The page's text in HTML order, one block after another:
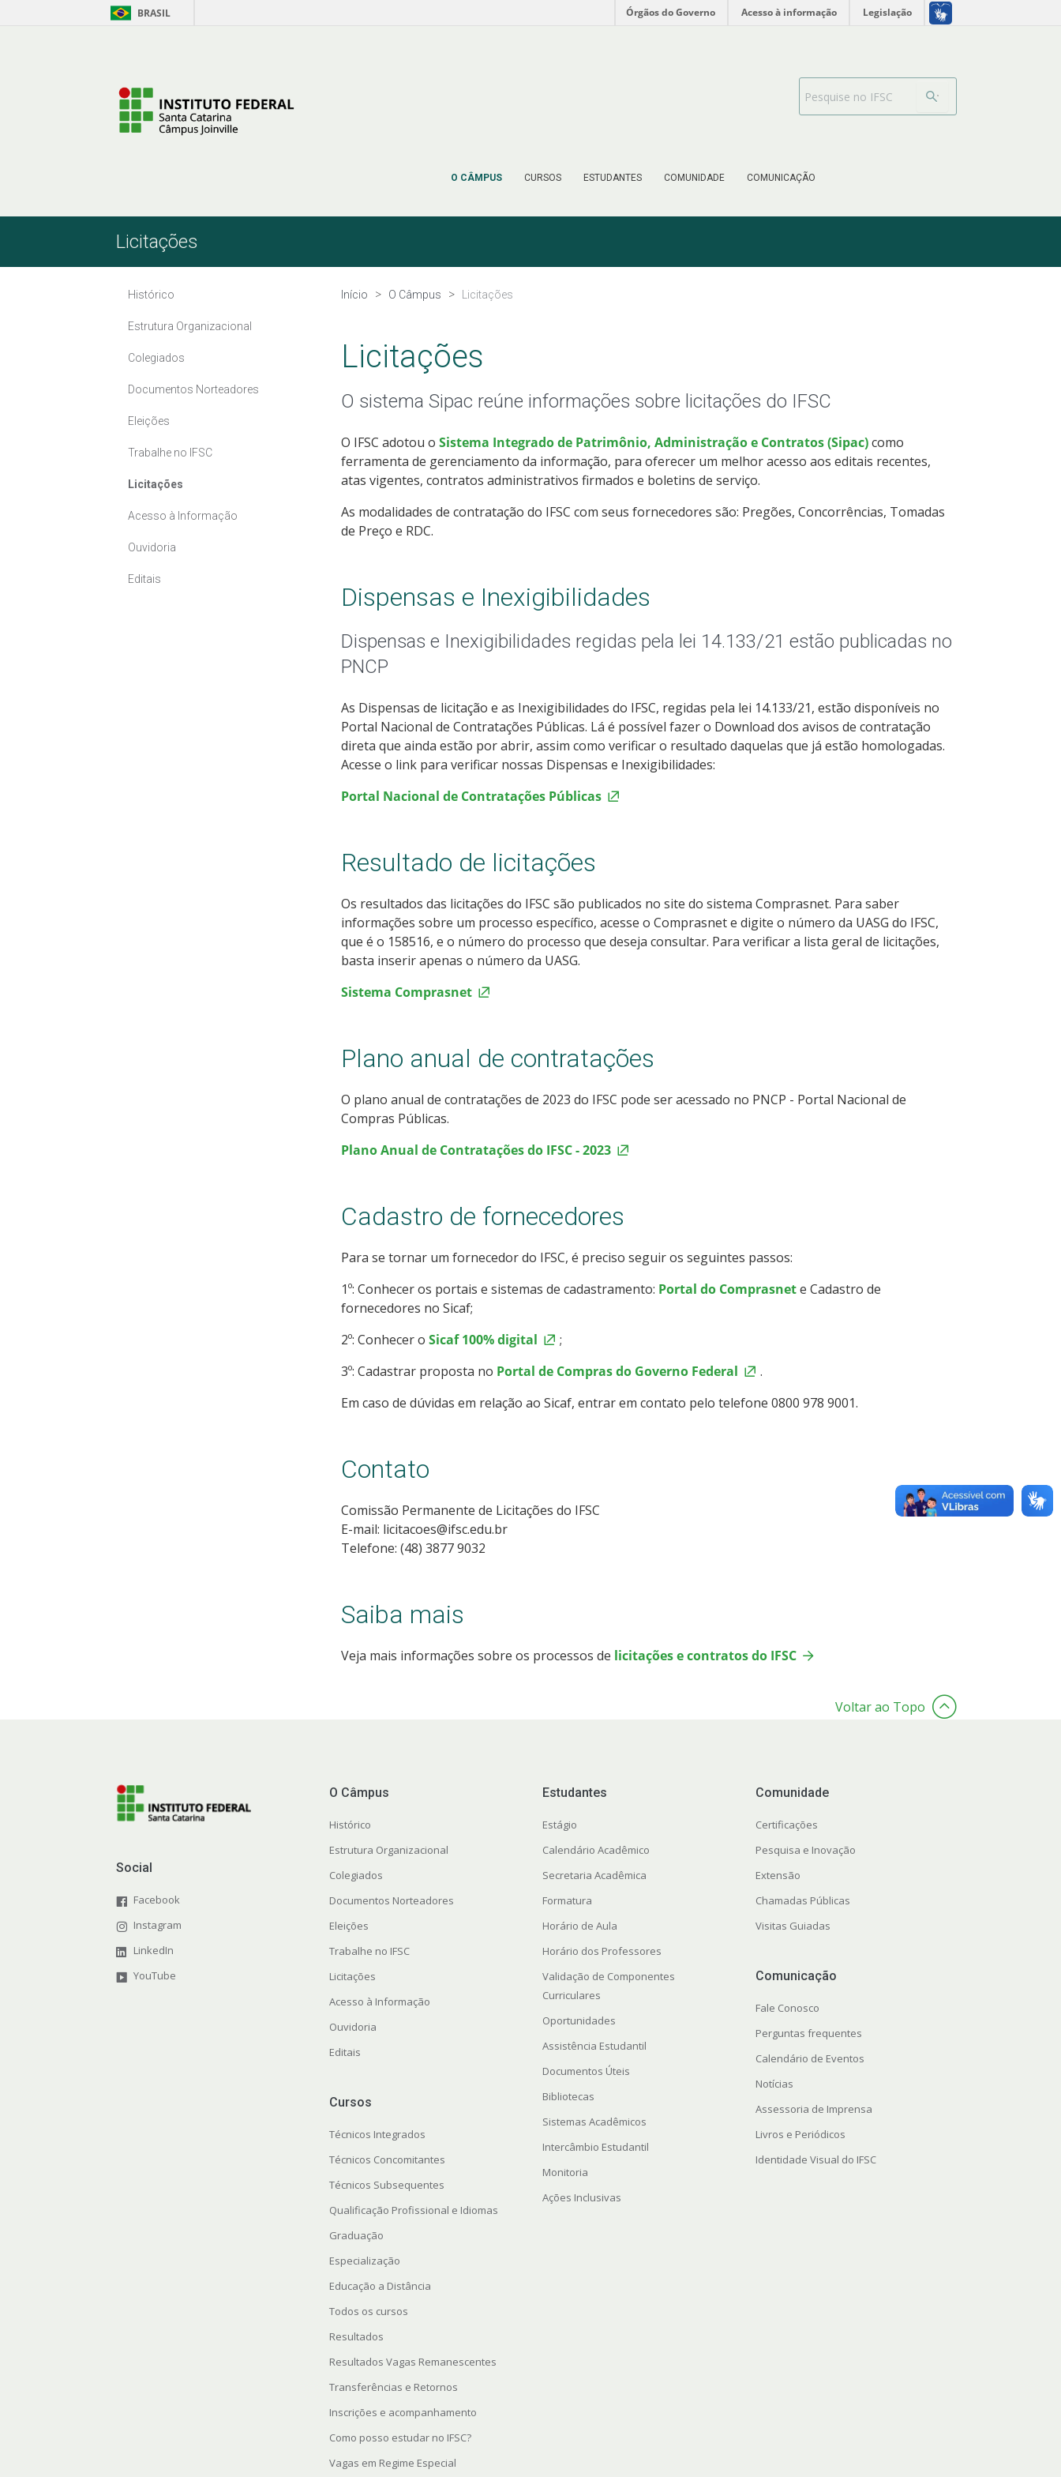
BRASIL Órgãos do Governo Acesso à informação Legislação
O CÂMPUS CURSOS ESTUDANTES COMUNIDADE COMUNICAÇÃO
Search Bar
Licitações
Histórico
Estrutura Organizacional
Colegiados
Documentos Norteadores
Eleições
Trabalhe no IFSC
Licitações
Acesso à Informação
Ouvidoria
Editais
Início O Câmpus Licitações
Licitações
O sistema Sipac reúne informações sobre licitações do IFSC
O IFSC adotou o Sistema Integrado de Patrimônio, Administração e Contratos (Sipac)como
ferramenta de gerenciamento da informação, para oferecer um melhor acesso aos editais recentes,
atas vigentes, contratos administrativos firmados e boletins de serviço.
As modalidades de contratação do IFSC com seus fornecedores são: Pregões, Concorrências, Tomadas
de Preço e RDC.
Dispensas e Inexigibilidades
Dispensas e Inexigibilidades regidas pela lei 14.133/21 estão publicadas no
PNCP
As Dispensas de licitação e as Inexigibilidades do IFSC, regidas pela lei 14.133/21, estão disponíveis no
Portal Nacional de Contratações Públicas. Lá é possível fazer o Download dos avisos de contratação
direta que ainda estão por abrir, assim como verificar o resultado daquelas que já estão homologadas.
Acesse o link para verificar nossas Dispensas e Inexigibilidades:
Portal Nacional de Contratações Públicas
Resultado de licitações
Os resultados das licitações do IFSC são publicados no site do sistema Comprasnet. Para saber
informações sobre um processo específico, acesse o Comprasnet e digite o número da UASG do IFSC,
que é o 158516, e o número do processo que deseja consultar. Para verificar a lista geral de licitações,
basta inserir apenas o número da UASG.
Sistema Comprasnet
Plano anual de contratações
O plano anual de contratações de 2023 do IFSC pode ser acessado no PNCP - Portal Nacional de
Compras Públicas.
Plano Anual de Contratações do IFSC - 2023
Cadastro de fornecedores
Para se tornar um fornecedor do IFSC, é preciso seguir os seguintes passos:
1º: Conhecer os portais e sistemas de cadastramento: Portal do Comprasnete Cadastro de
fornecedores no Sicaf;
2º: Conhecer o Sicaf 100% digital
;
3º: Cadastrar proposta no Portal de Compras do Governo Federal
.
Em caso de dúvidas em relação ao Sicaf, entrar em contato pelo telefone 0800 978 9001.
Contato
Comissão Permanente de Licitações do IFSC
E-mail: licitacoes@ifsc.edu.br
Telefone: (48) 3877 9032
Saiba mais
Veja mais informações sobre os processos de licitações e contratos do IFSC
Voltar ao Topo
Social
Facebook
Instagram
LinkedIn
YouTube
O Câmpus
Histórico
Estrutura Organizacional
Colegiados
Documentos Norteadores
Eleições
Trabalhe no IFSC
Licitações
Acesso à Informação
Ouvidoria
Editais
Cursos
Técnicos Integrados
Técnicos Concomitantes
Técnicos Subsequentes
Qualificação Profissional e Idiomas
Graduação
Especialização
Educação a Distância
Todos os cursos
Resultados
Resultados Vagas Remanescentes
Transferências e Retornos
Inscrições e acompanhamento
Como posso estudar no IFSC?
Vagas em Regime Especial
Estudantes
Estágio
Calendário Acadêmico
Secretaria Acadêmica
Formatura
Horário de Aula
Horário dos Professores
Validação de Componentes
Curriculares
Oportunidades
Assistência Estudantil
Documentos Úteis
Bibliotecas
Sistemas Acadêmicos
Intercâmbio Estudantil
Monitoria
Ações Inclusivas
Comunidade
Certificações
Pesquisa e Inovação
Extensão
Chamadas Públicas
Visitas Guiadas
Comunicação
Fale Conosco
Perguntas frequentes
Calendário de Eventos
Notícias
Assessoria de Imprensa
Livros e Periódicos
Identidade Visual do IFSC